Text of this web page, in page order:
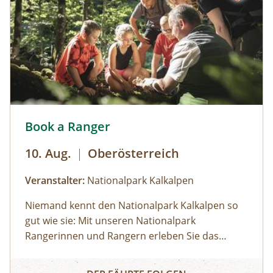
Book a Ranger
10. Aug. | Oberösterreich
Veranstalter: Nationalpark Kalkalpen
Niemand kennt den Nationalpark Kalkalpen so
gut wie sie: Mit unseren Nationalpark
Rangerinnen und Rangern erleben Sie das
Meine individuelle Nationalpark Tour buchen Du
Book a Ranger